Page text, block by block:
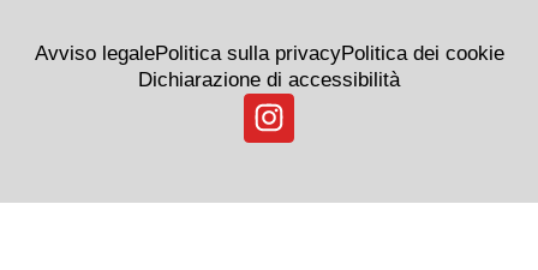
Avviso legalePolitica sulla privacyPolitica dei cookie
Dichiarazione di accessibilità